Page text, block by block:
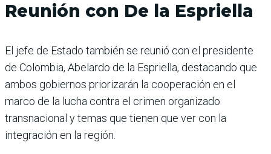
Reunión con De la Espriella
El jefe de Estado también se reunió con el presidente
de Colombia, Abelardo de la Espriella, destacando que
ambos gobiernos priorizarán la cooperación en el
marco de la lucha contra el crimen organizado
transnacional y temas que tienen que ver con la
integración en la región.